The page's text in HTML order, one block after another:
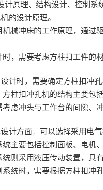
计原理、结构设计、控制系
的设计原理。
械冲床的工作原理， 通过
时，需要考虑方柱扣工件的
计时，需要确定方柱扣冲
方柱扣冲孔机的结构主要包
考虑冲头与工作台的间隙、
计方面，可以选择采用电
统主要包括控制面板、电机
统则采用液压传动装置，具
系统时，需要根据方柱扣冲